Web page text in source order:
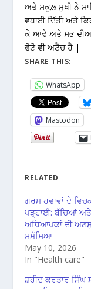
ਅਤੇ ਸਕੂਲ਼ ਮੁਖੀ ਨੇ
ਵਧਾਈ ਦਿੱਤੀ ਅਤੇ
ਕੇ ਆਵੇ ਅਤੇ ਸਭ ਦੀਆਂ
ਫੋਟੋ ਵੀ ਅਟੈਚ ਹੈ |
SHARE THIS:
WhatsApp
Mastodon
RELATED
ਗਰਮ ਹਵਾਵਾਂ ਦੇ
ਪੜ੍ਹਾਈ: ਬੱਚਿਆਂ
ਅਧਿਆਪਕਾਂ ਦੀ
ਸਮੱਸਿਆ
May 10, 2026
In "Health care"
ਸ਼ਹੀਦ ਕਰਤਾਰ ਸਿੰਘ